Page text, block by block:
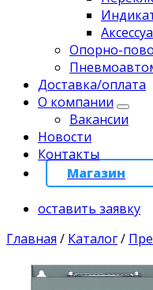
Опорно-
Доставка/оплата
О компании
Вакансии
Новости
Контакты
Магазин
оставить заявку
Главная / Каталог/